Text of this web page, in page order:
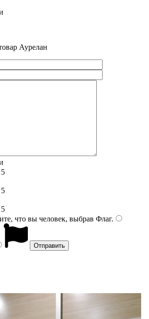
Аурелан
5
5
5
что вы человек, выбрав Флаг.